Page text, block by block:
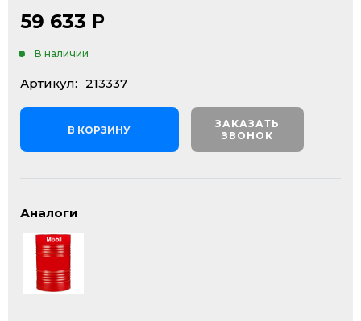
59 633 Р
В наличии
Артикул: 213337
В КОРЗИНУ
ЗАКАЗАТЬ
ЗВОНОК
Аналоги